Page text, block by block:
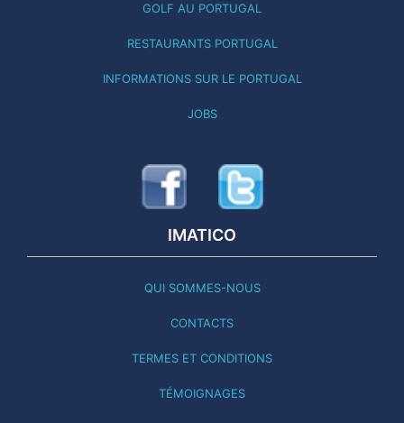
GOLF AU PORTUGAL
RESTAURANTS PORTUGAL
INFORMATIONS SUR LE PORTUGAL
JOBS
IMATICO
QUI SOMMES-NOUS
CONTACTS
TERMES ET CONDITIONS
TÉMOIGNAGES